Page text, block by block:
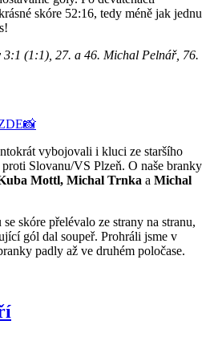
skóre 52:16, tedy méně jak jednu
3:1 (1:1), 27. a 46. Michal Pelnář, 76.
vybojovali i kluci ze staršího
Slovanu/VS Plzeň. O naše branky
Mottl, Michal Trnka a Michal
skóre přelévalo ze strany na stranu,
gól dal soupeř. Prohráli jsme v
padly až ve druhém poločase.